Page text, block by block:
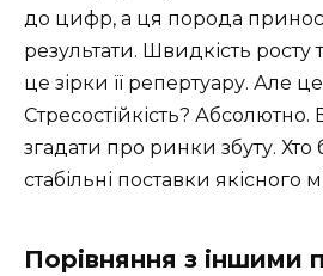
до цифр, а ця порода
результати. Швидкість росту
це зірки її репертуару. Але
Стресостійкість?
згадати про ринки збуту. Хто
стабільні поставки якісного
Порівняння з іншими